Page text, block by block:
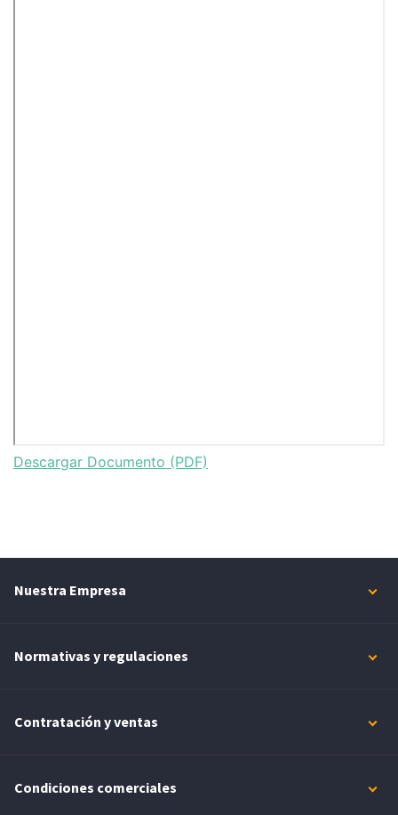
Descargar Documento (PDF)
Nuestra Empresa
Normativas y regulaciones
Contratación y ventas
Condiciones comerciales